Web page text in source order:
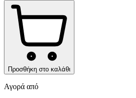
Προσθήκη στο καλάθι
Αγορά από